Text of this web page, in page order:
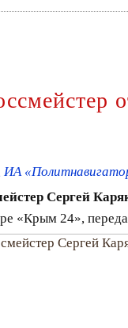
ИА
Сергей
«Крым 24»,